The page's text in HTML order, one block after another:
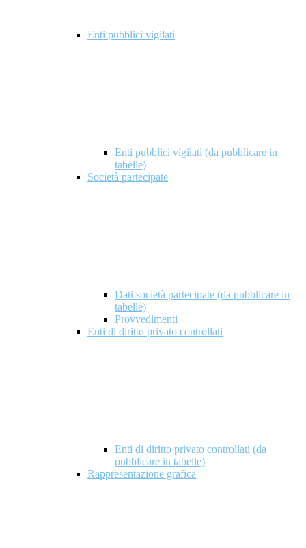
Enti pubblici vigilati
Enti pubblici vigilati (da pubblicare in
tabelle)
Società partecipate
Dati società partecipate (da pubblicare in
tabelle)
Provvedimenti
Enti di diritto privato controllati
Enti di diritto privato controllati (da
pubblicare in tabelle)
Rappresentazione grafica